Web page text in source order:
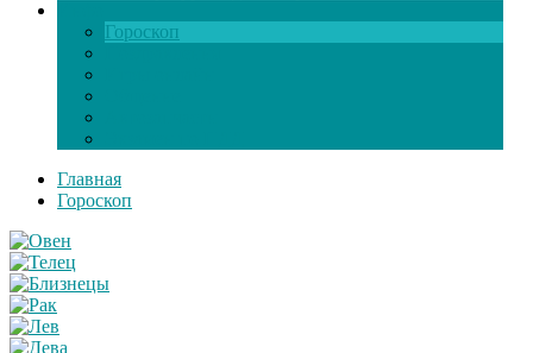
Гороскоп
Главная
Гороскоп